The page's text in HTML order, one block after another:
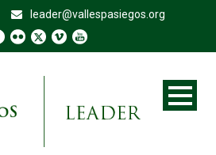
leader@vallespasiegos.org